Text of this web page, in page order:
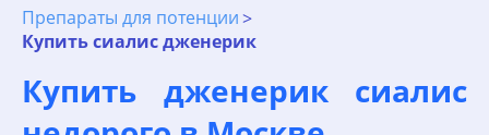
Препараты для потенции
Купить сиалис дженерик
Купить дженерик сиалис